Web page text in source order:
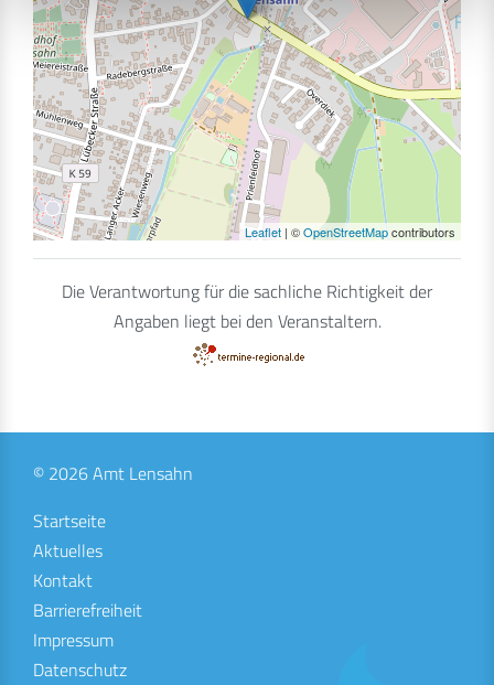
Leaflet | ©OpenStreetMapcontributors
Die Verantwortung für die sachliche Richtigkeit der
Angaben liegt bei den Veranstaltern.
© 2026 Amt Lensahn
Startseite
Aktuelles
Kontakt
Barrierefreiheit
Impressum
Datenschutz